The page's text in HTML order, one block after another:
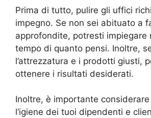
Prima di tutto, pulire gli uffici
impegno. Se non sei abituato a
approfondite, potresti impiegare
tempo di quanto pensi. Inoltre,
l’attrezzatura e i prodotti giusti,
ottenere i risultati desiderati.
Inoltre, è importante
l’igiene dei tuoi dipendenti e